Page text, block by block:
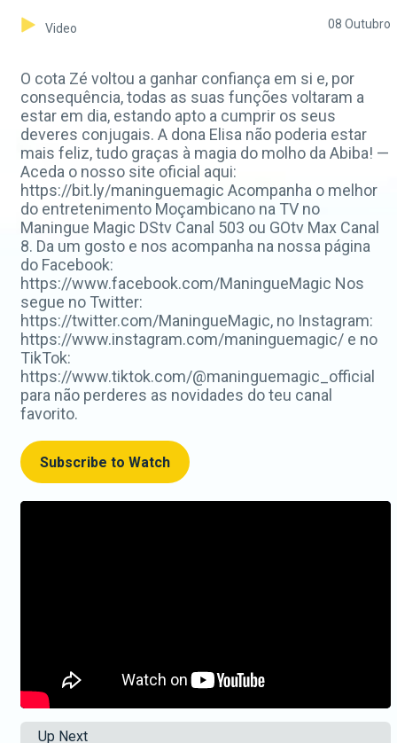
Video 08 Outubro
O cota Zé voltou a ganhar confiança em si e, por
consequência, todas as suas funções voltaram a
estar em dia, estando apto a cumprir os seus
deveres conjugais. A dona Elisa não poderia estar
mais feliz, tudo graças à magia do molho da Abiba! —
Aceda o nosso site oficial aqui:
https://bit.ly/maninguemagic Acompanha o melhor
do entretenimento Moçambicano na TV no
Maningue Magic DStv Canal 503 ou GOtv Max Canal
8. Da um gosto e nos acompanha na nossa página
do Facebook:
https://www.facebook.com/ManingueMagic Nos
segue no Twitter:
https://twitter.com/ManingueMagic, no Instagram:
https://www.instagram.com/maninguemagic/ e no
TikTok:
https://www.tiktok.com/@maninguemagic_official
para não perderes as novidades do teu canal
favorito.
Subscribe to Watch
Up Next